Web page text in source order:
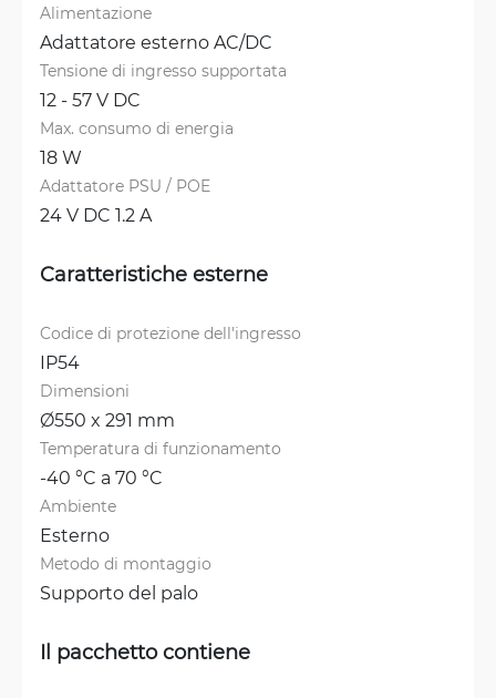
Alimentazione
Adattatore esterno AC/DC
Tensione di ingresso supportata
12 - 57 V DC
Max. consumo di energia
18 W
Adattatore PSU / POE
24 V DC 1.2 A
Caratteristiche esterne
Codice di protezione dell'ingresso
IP54
Dimensioni
Ø550 x 291 mm
Temperatura di funzionamento
-40 °C a 70 °C
Ambiente
Esterno
Metodo di montaggio
Supporto del palo
Il pacchetto contiene